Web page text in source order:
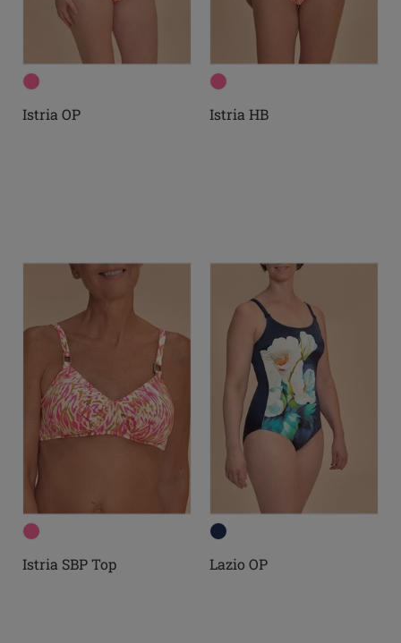
Istria OP Istria HB
Istria SBP Top Lazio OP